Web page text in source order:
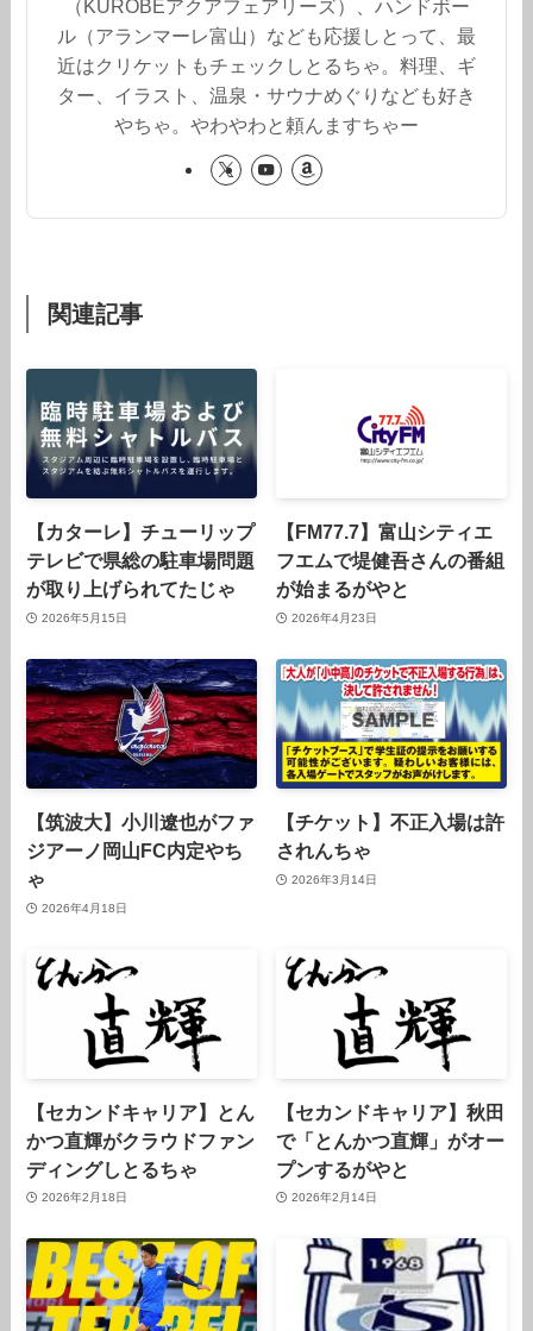
（KUROBEアクアフェアリーズ）、ハンドボー
ル（アランマーレ富山）なども応援しとって、最
近はクリケットもチェックしとるちゃ。料理、ギ
ター、イラスト、温泉・サウナめぐりなども好き
やちゃ。やわやわと頼んますちゃー
関連記事
【カターレ】チューリップ
テレビで県総の駐車場問題
が取り上げられてたじゃ
2026年5月15日
【FM77.7】富山シティエ
フエムで堤健吾さんの番組
が始まるがやと
2026年4月23日
【筑波大】小川遼也がファ
ジアーノ岡山FC内定やち
ゃ
2026年4月18日
【チケット】不正入場は許
されんちゃ
2026年3月14日
【セカンドキャリア】とん
かつ直輝がクラウドファン
ディングしとるちゃ
2026年2月18日
【セカンドキャリア】秋田
で「とんかつ直輝」がオー
プンするがやと
2026年2月14日